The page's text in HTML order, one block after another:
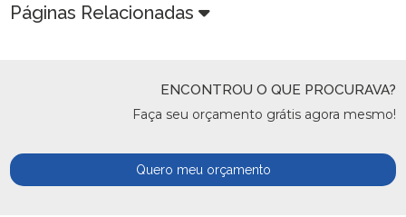
Páginas Relacionadas
ENCONTROU O QUE PROCURAVA?
Faça seu orçamento grátis agora mesmo!
Quero meu orçamento